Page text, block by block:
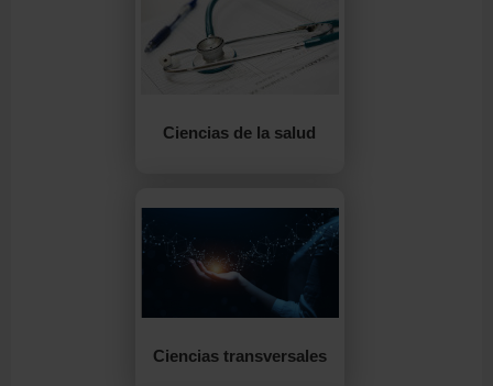
Ciencias de la salud
Ciencias transversales